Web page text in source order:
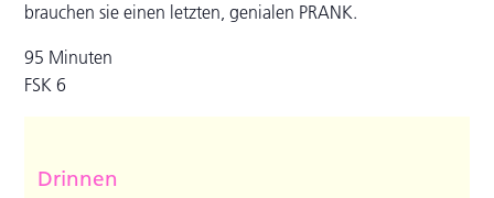
brauchen sie einen letzten, genialen PRANK.
95 Minuten
FSK 6
Drinnen